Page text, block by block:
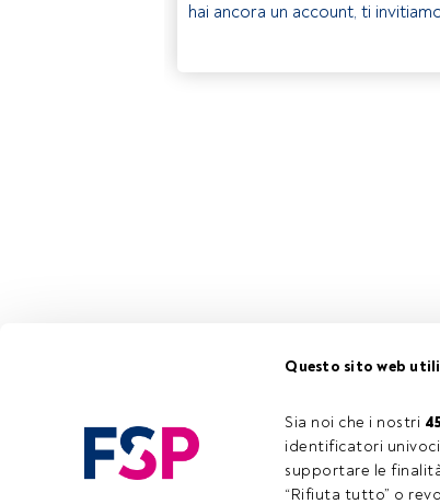
Questo sito web
Sia noi che i nostri
identificatori
supportare le
“Rifiuta tutto” o
hai ancora un account, ti